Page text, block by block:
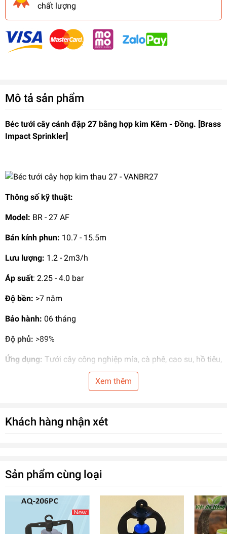
chất lượng
Mô tả sản phẩm
Béc tưới cây cánh đập 27 bằng hợp kim Kẽm -Đồng. [Brass
Impact Sprinkler]
Thông số kỹ thuật:
Model: BR - 27 AF
Bán kính phun: 10.7 - 15.5m
Lưu lượng: 1.2 - 2m3/h
Áp suất: 2.25 - 4.0 bar
Độ bền: >7 năm
Bảo hành: 06 tháng
Độ phủ: >89%
Ứng dụng: Tưới cây công nghiệp mía, cà phê, cao su, hồ tiêu,
hệ thống phuncho cây ăn quả, rau,...
Xem thêm
Khách hàng nhận xét
Sản phẩm cùng loại